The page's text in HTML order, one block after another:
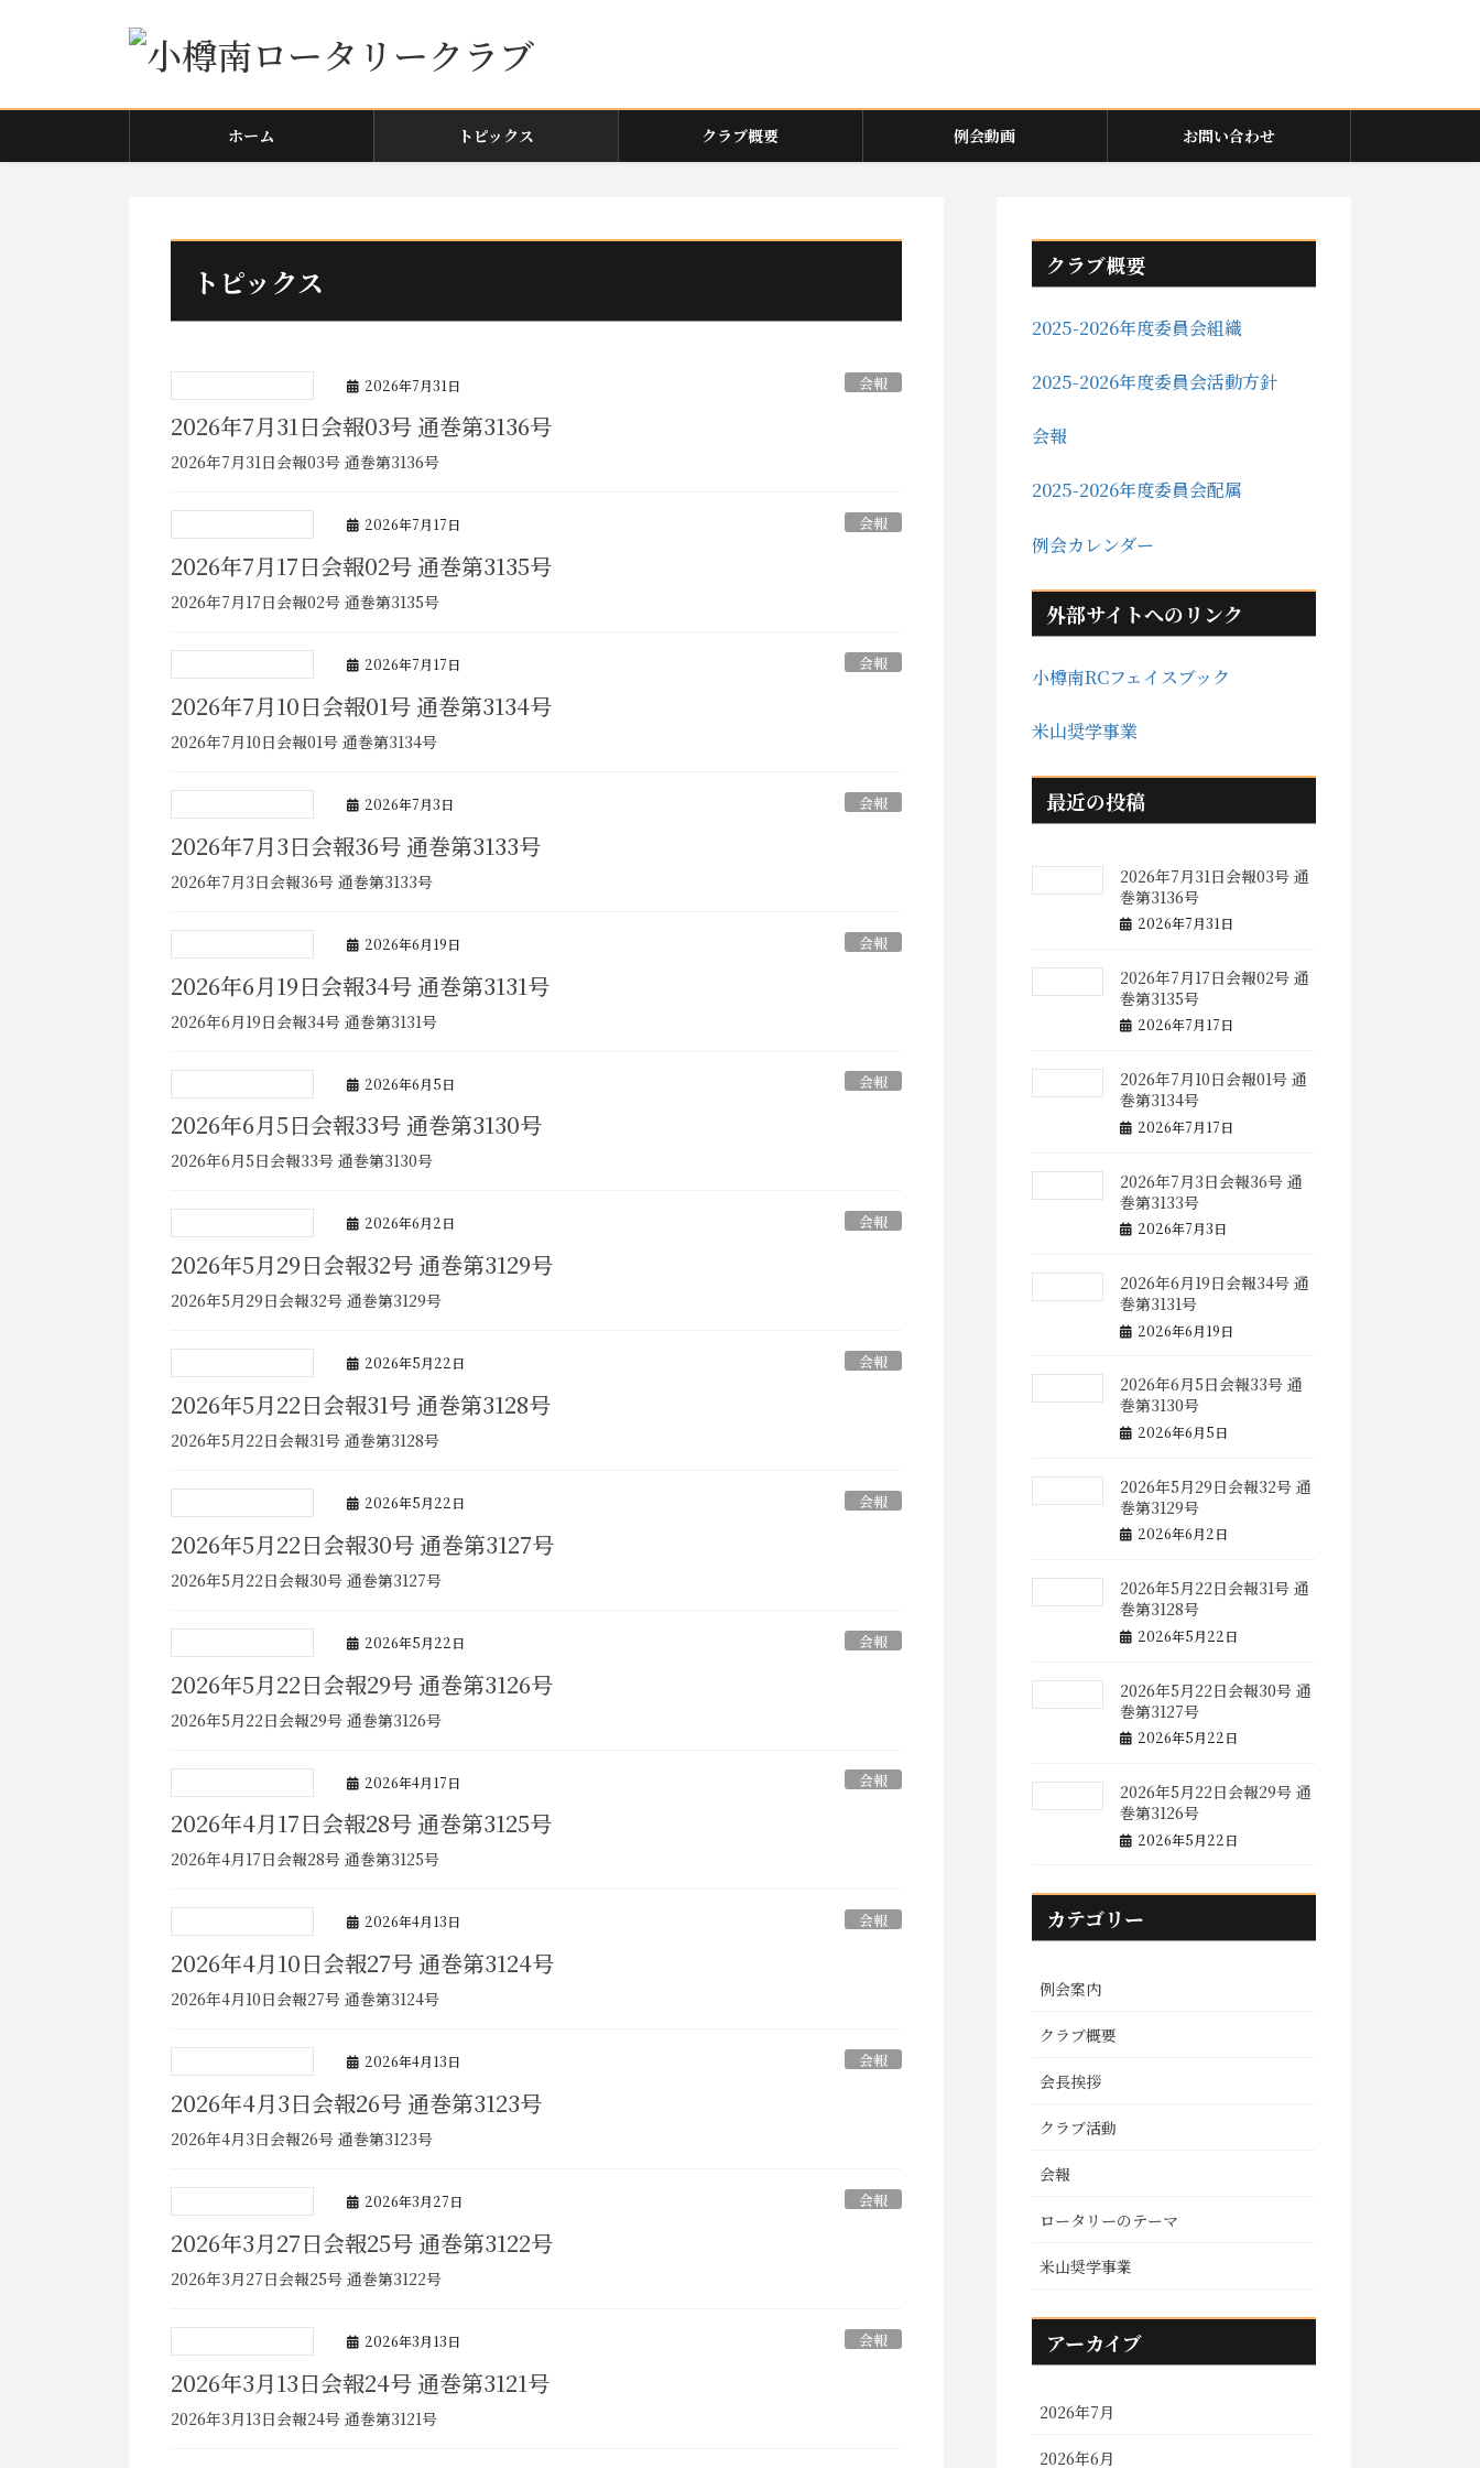
ツ
移
シ
ン
ホーム トピックス クラブ概要 例会動画 お問い合わせ
トピックス
2026年7月31日 会報
2026年7月31日会報03号 通巻第3136号
2026年7月31日会報03号 通巻第3136号
2026年7月17日 会報
2026年7月17日会報02号 通巻第3135号
2026年7月17日会報02号 通巻第3135号
2026年7月17日 会報
2026年7月10日会報01号 通巻第3134号
2026年7月10日会報01号 通巻第3134号
2026年7月3日 会報
2026年7月3日会報36号 通巻第3133号
2026年7月3日会報36号 通巻第3133号
2026年6月19日 会報
2026年6月19日会報34号 通巻第3131号
2026年6月19日会報34号 通巻第3131号
2026年6月5日 会報
2026年6月5日会報33号 通巻第3130号
2026年6月5日会報33号 通巻第3130号
2026年6月2日 会報
2026年5月29日会報32号 通巻第3129号
2026年5月29日会報32号 通巻第3129号
2026年5月22日 会報
2026年5月22日会報31号 通巻第3128号
2026年5月22日会報31号 通巻第3128号
2026年5月22日 会報
2026年5月22日会報30号 通巻第3127号
2026年5月22日会報30号 通巻第3127号
2026年5月22日 会報
2026年5月22日会報29号 通巻第3126号
2026年5月22日会報29号 通巻第3126号
2026年4月17日 会報
2026年4月17日会報28号 通巻第3125号
2026年4月17日会報28号 通巻第3125号
2026年4月13日 会報
2026年4月10日会報27号 通巻第3124号
2026年4月10日会報27号 通巻第3124号
2026年4月13日 会報
2026年4月3日会報26号 通巻第3123号
2026年4月3日会報26号 通巻第3123号
2026年3月27日 会報
2026年3月27日会報25号 通巻第3122号
2026年3月27日会報25号 通巻第3122号
2026年3月13日 会報
2026年3月13日会報24号 通巻第3121号
2026年3月13日会報24号 通巻第3121号
クラブ概要
2025-2026年度委員会組織
2025-2026年度委員会活動方針
会報
2025-2026年度委員会配属
例会カレンダー
外部サイトへのリンク
小樽南RCフェイスブック
米山奨学事業
最近の投稿
2026年7月31日会報03号 通
巻第3136号
2026年7月31日
2026年7月17日会報02号 通
巻第3135号
2026年7月17日
2026年7月10日会報01号 通
巻第3134号
2026年7月17日
2026年7月3日会報36号 通
巻第3133号
2026年7月3日
2026年6月19日会報34号 通
巻第3131号
2026年6月19日
2026年6月5日会報33号 通
巻第3130号
2026年6月5日
2026年5月29日会報32号 通
巻第3129号
2026年6月2日
2026年5月22日会報31号 通
巻第3128号
2026年5月22日
2026年5月22日会報30号 通
巻第3127号
2026年5月22日
2026年5月22日会報29号 通
巻第3126号
2026年5月22日
カテゴリー
例会案内
クラブ概要
会長挨拶
クラブ活動
会報
ロータリーのテーマ
米山奨学事業
アーカイブ
2026年7月
2026年6月